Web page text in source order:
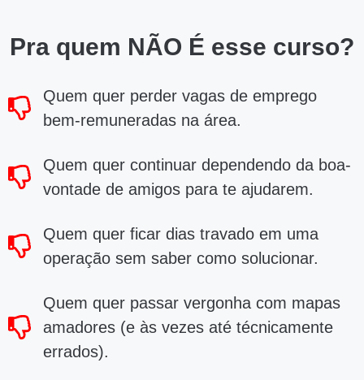
Pra quem NÃO É esse curso?
Quem quer perder vagas de emprego
bem-remuneradas na área.
Quem quer continuar dependendo da boa-
vontade de amigos para te ajudarem.
Quem quer ficar dias travado em uma
operação sem saber como solucionar.
Quem quer passar vergonha com mapas
amadores (e às vezes até técnicamente
errados).